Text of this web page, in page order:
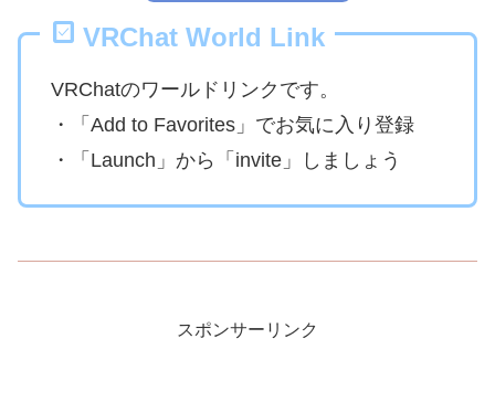
VRChat World Link
VRChatのワールドリンクです。
・「Add to Favorites」でお気に入り登録
・「Launch」から「invite」しましょう
スポンサーリンク